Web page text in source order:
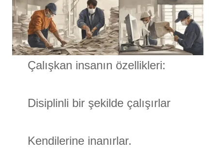
Çalışkan insanın özellikleri:
Disiplinli bir şekilde çalışırlar
Kendilerine inanırlar.